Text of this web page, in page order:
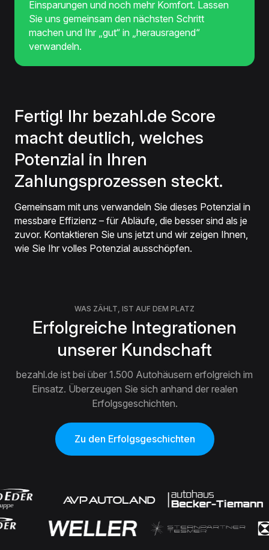
Einsparungen und noch mehr Komfort. Lassen
Sie uns gemeinsam den nächsten Schritt
machen und Ihr „gut“ in „herausragend“
verwandeln.
Fertig! Ihr bezahl.de Score
macht deutlich, welches
Potenzial in Ihren
Zahlungsprozessen steckt.
Gemeinsam mit uns verwandeln Sie dieses Potenzial in
messbare Effizienz – für Abläufe, die besser sind als je
zuvor. Kontaktieren Sie uns jetzt und wir zeigen Ihnen,
wie Sie Ihr volles Potenzial ausschöpfen.
WAS ZÄHLT, IST AUF DEM PLATZ
Erfolgreiche Integrationen
unserer Kundschaft
bezahl.de ist bei über 1.500 Autohäusern erfolgreich im
Einsatz. Überzeugen Sie sich anhand der realen
Erfolgsgeschichten.
Zu den Erfolgsgeschichten